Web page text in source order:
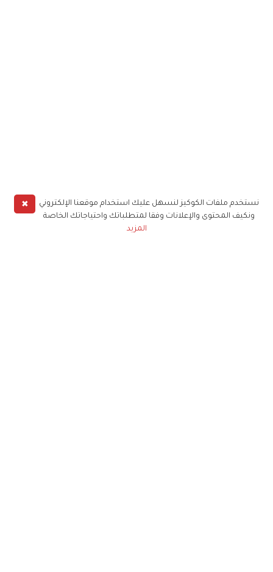
✖
نستخدم ملفات الكوكيز لنسهل عليك استخدام موقعنا الإلكتروني
ونكيف المحتوى والإعلانات وفقا لمتطلباتك واحتياجاتك الخاصة
المزيد